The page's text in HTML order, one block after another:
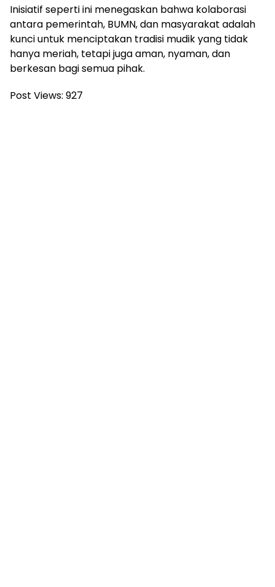
Inisiatif seperti ini menegaskan bahwa kolaborasi
antara pemerintah, BUMN, dan masyarakat adalah
kunci untuk menciptakan tradisi mudik yang tidak
hanya meriah, tetapi juga aman, nyaman, dan
berkesan bagi semua pihak.
Post Views: 927